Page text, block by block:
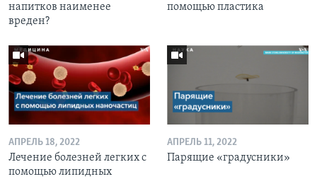
напитков наименее
вреден?
помощью пластика
АПРЕЛЬ 18, 2022
Лечение болезней легких с
помощью липидных
АПРЕЛЬ 11, 2022
Парящие «градусники»